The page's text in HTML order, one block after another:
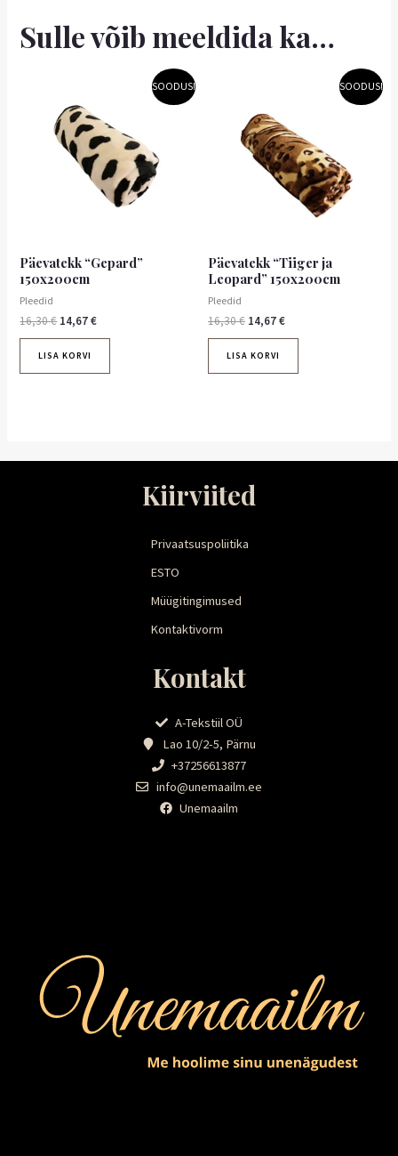
Sulle võib meeldida ka…
SOODUS!
Päevatekk “Gepard”
150x200cm
Pleedid
16,30€
oli:
16,30 €.
14,67€
14,67 €.
LISA KORVI
SOODUS!
Päevatekk “Tiiger ja
Leopard” 150x200cm
Pleedid
16,30€
oli:
16,30 €.
14,67€
14,67 €.
LISA KORVI
Kiirviited
Privaatsuspoliitika
ESTO
Müügitingimused
Kontaktivorm
Kontakt
A-Tekstiil OÜ
Lao 10/2-5, Pärnu
+37256613877
info@unemaailm.ee
Unemaailm